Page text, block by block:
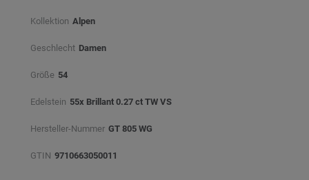
Kollektion Alpen
Geschlecht Damen
Größe 54
Edelstein 55x Brillant 0.27 ct TW VS
Hersteller-Nummer GT 805 WG
GTIN 9710663050011